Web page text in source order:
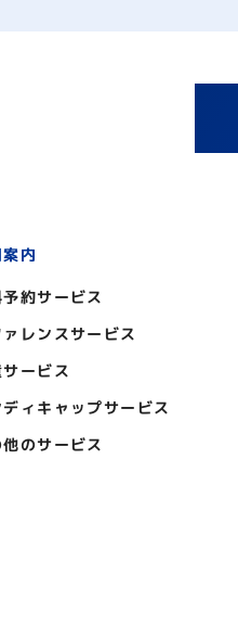
内
約サービス
ァレンスサービス
ービス
ィキャップサービス
他のサービス